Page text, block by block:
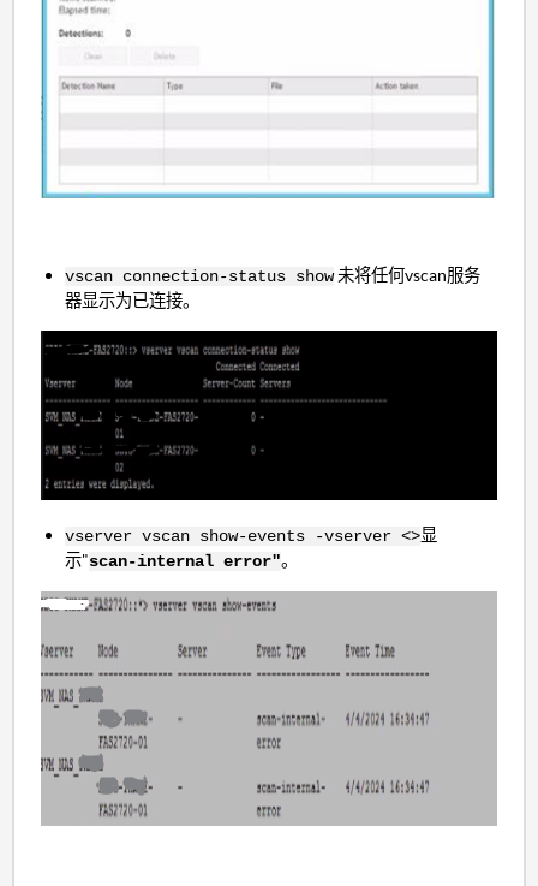
vscan connection-status show未将任何vscan服务
器显示为已连接。
vserver vscan show-events -vserver <>显
示"scan-internal error"。